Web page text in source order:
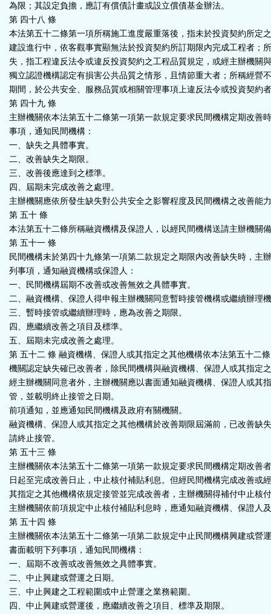
為限；其設定負擔，應訂有償債計畫或設立償債基金辦法。
第 四十八 條
本法第五十二條第一項所稱施工進度嚴重落後，指未於投資契約所定
建設進行中，依客觀事實顯無法於投資契約所訂期限內完成工程者；
失，指工程違反法令或違反投資契約之工程品質規定，或經主辦機關
獨立認證機構認定有損害公共品質之情形，且情節重大者；所稱經營
期間，於公共安全、服務品質或相關管理事項上違反法令或投資契約
第 四十九 條
主辦機關依本法第五十二條第一項第一款規定要求民間機構定期改善
事項，通知民間機構：
一、缺失之具體事實。
二、改善缺失之期限。
三、改善後應達到之標準。
四、屆期未完成改善之處理。
主辦機關應依所發生缺失對公共安全之影響程度及民間機構之改善能
第 五十 條
本法第五十二條所稱融資機構及保證人，以經民間機構送請主辦機關
第 五十一 條
民間機構未於第四十九條第一項第二款規定之期限內改善缺失時，主
列事項，通知融資機構或保證人：
一、民間機構屆期不改善或改善無效之具體事實。
二、融資機構、保證人得申報主辦機關同意暫時接管機構或繼續辦理
三、暫時接管或繼續辦理時，應為改善之期限。
四、應繼續改善之項目及標準。
五、屆期未完成改善之處理。
第 五十二 條 融資機構、保證人或其指定之其他機構依本法第五十二
機關認定缺失確已改善者，除民間機構與融資機構、保證人或其指定
經主辦機關同意者外，主辦機關應以書面通知融資機構、保證人或其
管，並載明終止接管之日期。
前項通知，並應通知民間機構及政府有關機關。
融資機構、保證人或其指定之其他機構於改善期限屆滿前，已改善缺
請終止接管。
第 五十三 條
主辦機關依本法第五十二條第一項第一款規定要求民間機構定期改善
日起至完成改善日止，中止核付補貼利息。但經民間機構完成改善或
其指定之其他機構依規定接管並完成改善者，主辦機關得補付中止核
主辦機關依前項規定中止核付補貼利息時，應通知融資機構、保證人
第 五十四 條
主辦機關依本法第五十二條第一項第二款規定中止民間機構興建或營
書面載明下列事項，通知民間機構：
一、屆期不改善或改善無效之具體事實。
二、中止興建或營運之日期。
三、中止興建之工程範圍或中止營運之業務範圍。
四、中止興建或營運後，應繼續改善之項目、標準及期限。